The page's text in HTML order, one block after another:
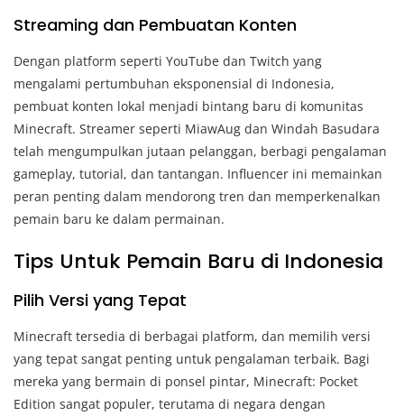
Streaming dan Pembuatan Konten
Dengan platform seperti YouTube dan Twitch yang
mengalami pertumbuhan eksponensial di Indonesia,
pembuat konten lokal menjadi bintang baru di komunitas
Minecraft. Streamer seperti MiawAug dan Windah Basudara
telah mengumpulkan jutaan pelanggan, berbagi pengalaman
gameplay, tutorial, dan tantangan. Influencer ini memainkan
peran penting dalam mendorong tren dan memperkenalkan
pemain baru ke dalam permainan.
Tips Untuk Pemain Baru di Indonesia
Pilih Versi yang Tepat
Minecraft tersedia di berbagai platform, dan memilih versi
yang tepat sangat penting untuk pengalaman terbaik. Bagi
mereka yang bermain di ponsel pintar, Minecraft: Pocket
Edition sangat populer, terutama di negara dengan